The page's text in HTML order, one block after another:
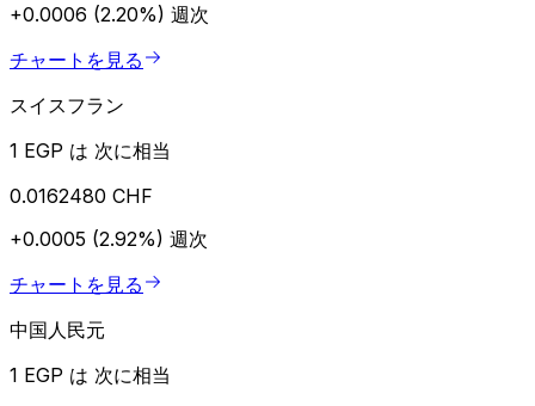
+0.0006 (2.20%) 週次
チャートを見る
スイスフラン
1 EGP は 次に相当
0.0162480 CHF
+0.0005 (2.92%) 週次
チャートを見る
中国人民元
1 EGP は 次に相当